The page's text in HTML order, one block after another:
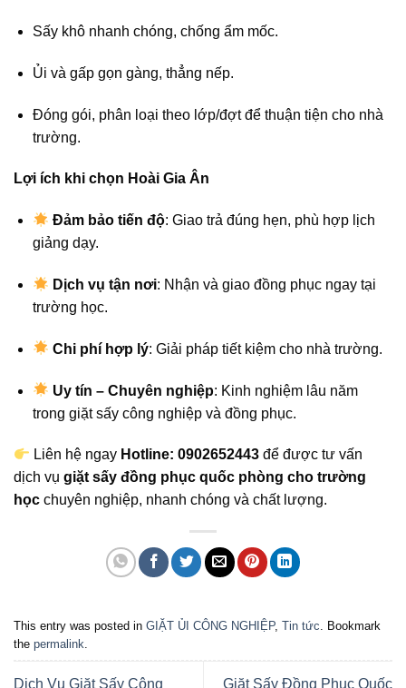
Sấy khô nhanh chóng, chống ẩm mốc.
Ủi và gấp gọn gàng, thẳng nếp.
Đóng gói, phân loại theo lớp/đợt để thuận tiện cho nhà
trường.
Lợi ích khi chọn Hoài Gia Ân
Đảm bảo tiến độ: Giao trả đúng hẹn, phù hợp lịch
giảng dạy.
Dịch vụ tận nơi: Nhận và giao đồng phục ngay tại
trường học.
Chi phí hợp lý: Giải pháp tiết kiệm cho nhà trường.
Uy tín – Chuyên nghiệp: Kinh nghiệm lâu năm
trong giặt sấy công nghiệp và đồng phục.
Liên hệ ngay Hotline: 0902652443 để được tư vấn
dịch vụ giặt sấy đồng phục quốc phòng cho trường
học chuyên nghiệp, nhanh chóng và chất lượng.
This entry was posted in GIẶT ỦI CÔNG NGHIỆP, Tin tức . Bookmark
the permalink
Dịch Vụ Giặt Sấy Công Giặt Sấy Đồng Phục Quốc